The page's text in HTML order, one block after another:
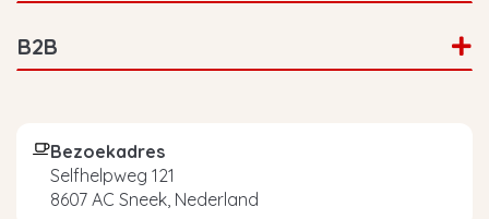
B2B
Bezoekadres
Selfhelpweg 121
8607 AC Sneek, Nederland